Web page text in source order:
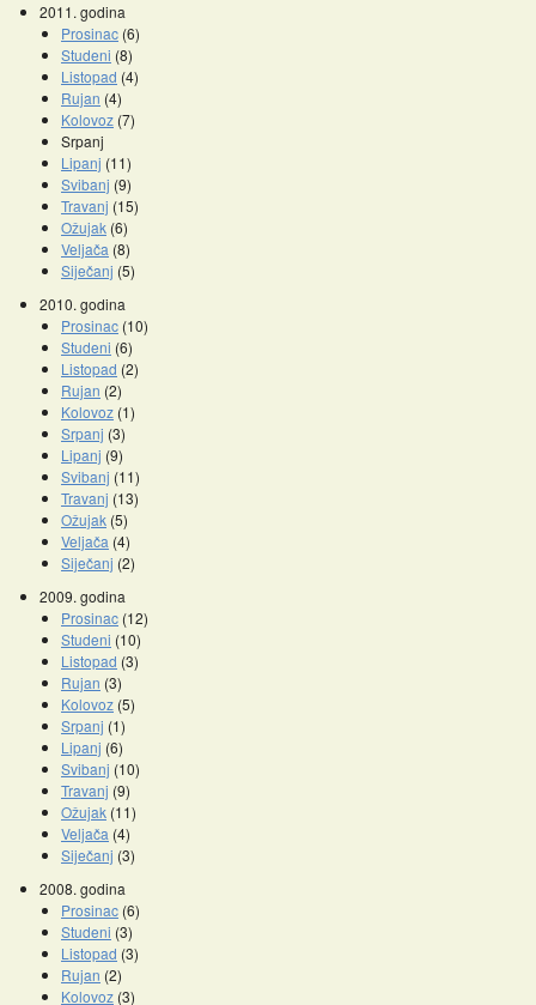
2011. godina
Prosinac (6)
Studeni (8)
Listopad (4)
Rujan (4)
Kolovoz (7)
Srpanj
Lipanj (11)
Svibanj (9)
Travanj (15)
Ožujak (6)
Veljača (8)
Siječanj (5)
2010. godina
Prosinac (10)
Studeni (6)
Listopad (2)
Rujan (2)
Kolovoz (1)
Srpanj (3)
Lipanj (9)
Svibanj (11)
Travanj (13)
Ožujak (5)
Veljača (4)
Siječanj (2)
2009. godina
Prosinac (12)
Studeni (10)
Listopad (3)
Rujan (3)
Kolovoz (5)
Srpanj (1)
Lipanj (6)
Svibanj (10)
Travanj (9)
Ožujak (11)
Veljača (4)
Siječanj (3)
2008. godina
Prosinac (6)
Studeni (3)
Listopad (3)
Rujan (2)
Kolovoz (3)